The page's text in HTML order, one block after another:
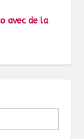
avec de la